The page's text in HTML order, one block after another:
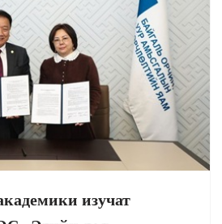
изучат